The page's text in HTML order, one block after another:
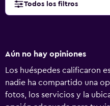
Todos los filtros
Aún no hay opiniones
Los huéspedes calificaron
nadie ha compartido una
fotos, los servicios y la